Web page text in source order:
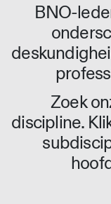
BNO-
Zoek
discipline.